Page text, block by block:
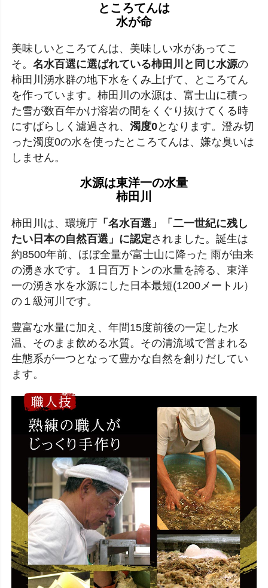
ところてんは
水が命
美味しいところてんは、美味しい水があってこ
そ。 名水百選に選ばれている柿田川と同じ水源の
柿田川湧水群の地下水をくみ上げて、ところてん
を作っています。柿田川の水源は、富士山に積っ
た雪が数百年かけ溶岩の間をくぐり抜けてくる時
にすばらしく濾過され、 濁度0となります。澄み切
った濁度0の水を使ったところてんは、嫌な臭いは
しません。
水源は東洋一の水量
柿田川
柿田川は、環境庁「名水百選」「二一世紀に残し
たい日本の自然百選」に認定されました。誕生は
約8500年前、ほぼ全量が富士山に降った 雨が由来
の湧き水です。１日百万トンの水量を誇る、東洋
一の湧き水を水源にした日本最短(1200メートル）
の１級河川です。
豊富な水量に加え、年間15度前後の一定した水
温、そのまま飲める水質。その清流域で営まれる
生態系が一つとなって豊かな自然を創りだしてい
ます。